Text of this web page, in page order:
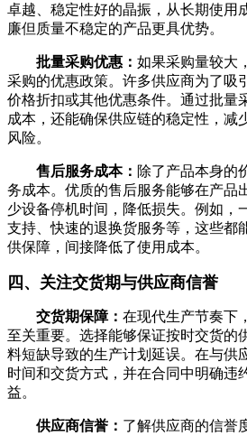
卓越、稳定性好的晶振，从长期使用
廉但质量不稳定的产品更具优势。
批量采购优惠： 如果采购量较大
采购的优惠政策。许多供应商为了吸
价格折扣或其他优惠条件。通过批量
成本，还能确保供应链的稳定性，减
风险。
售后服务成本： 除了产品本身的
务成本。优质的售后服务能够在产品
少设备停机时间，降低损失。例如，
支持、快速的退换货服务等，这些都
供保障，间接降低了使用成本。
四、关注交货期与供应商信誉
交货期保障： 在现代生产节奏下
至关重要。选择能够保证按时交货的
料短缺导致的生产计划延误。在与供
时间和交货方式，并在合同中明确违
益。
供应商信誉： 了解供应商的信誉